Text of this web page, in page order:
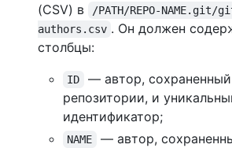
(CSV) в
/PATH/REPO-
authors.csv . Он должен
столбцы:
ID
— автор,
репозитории, и
идентификатор;
NAME — автор,